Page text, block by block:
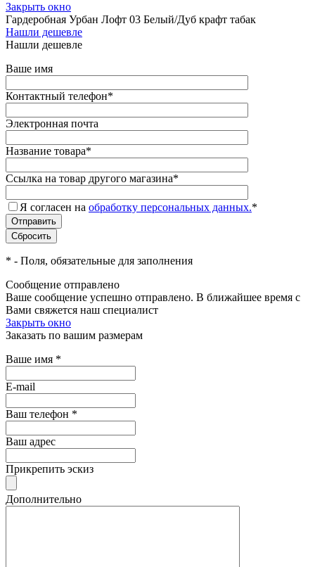
Закрыть окно
Гардеробная Урбан Лофт 03 Белый/Дуб крафт табак
Нашли дешевле
Нашли дешевле
Ваше имя
Контактный телефон*
Электронная почта
Название товара*
Ссылка на товар другого магазина*
Я согласен на обработку персональных данных.*
* - Поля, обязательные для заполнения
Сообщение отправлено
Ваше сообщение успешно отправлено. В ближайшее время с
Вами свяжется наш специалист
Закрыть окно
Заказать по вашим размерам
Ваше имя *
E-mail
Ваш телефон *
Ваш адрес
Прикрепить эскиз
Дополнительно